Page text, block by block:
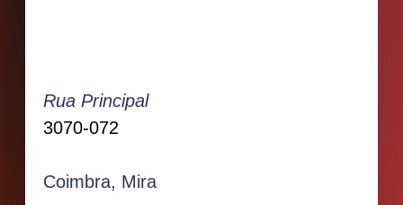
Rua Principal
3070-072
Coimbra, Mira